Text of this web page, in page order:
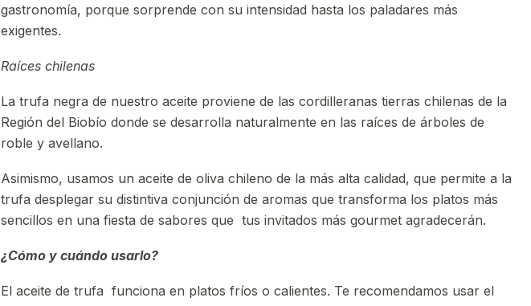
gastronomía, porque sorprende con su intensidad hasta los paladares más
exigentes.
Raíces chilenas
La trufa negra de nuestro aceite proviene de las cordilleranas tierras chilenas de la
Región del Biobío donde se desarrolla naturalmente en las raíces de árboles de
roble y avellano.
Asimismo, usamos un aceite de oliva chileno de la más alta calidad, que permite a la
trufa desplegar su distintiva conjunción de aromas que transforma los platos más
sencillos en una fiesta de sabores que tus invitados más gourmet agradecerán.
¿Cómo y cuándo usarlo?
El aceite de trufa funciona en platos fríos o calientes. Te recomendamos usar el